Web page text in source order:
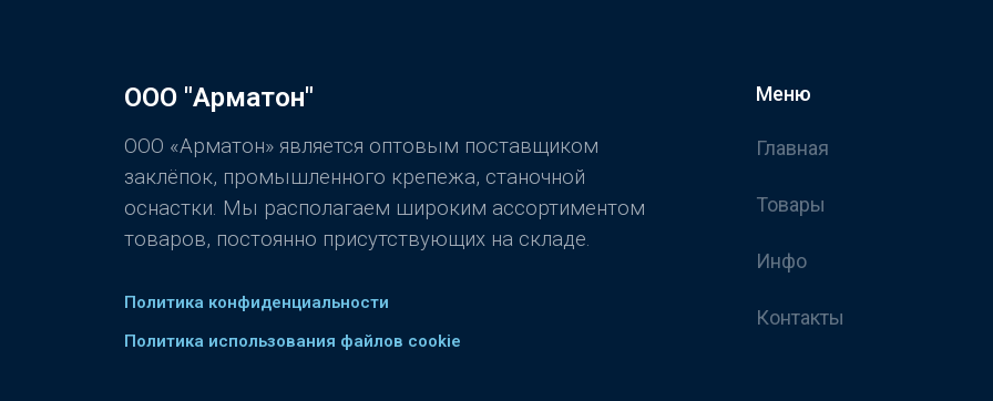
ООО "Арматон"
ООО «Арматон» является оптовым поставщиком
заклёпок, промышленного крепежа, станочной
оснастки. Мы располагаем широким ассортиментом
товаров, постоянно присутствующих на складе.
Политика конфиденциальности
Политика использования файлов cookie
Меню
Главная
Товары
Инфо
Контакты